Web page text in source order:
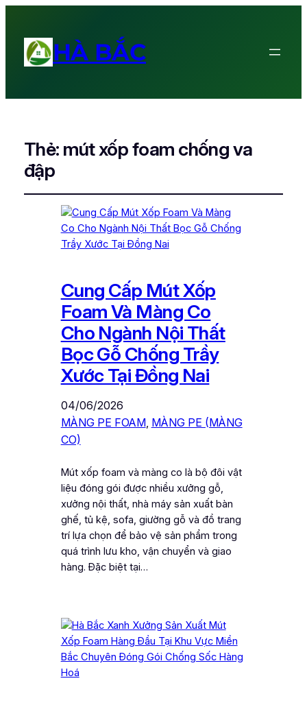
HÀ BẮC
Thẻ: mút xốp foam chống va
đập
Cung Cấp Mút Xốp
Foam Và Màng Co
Cho Ngành Nội Thất
Bọc Gỗ Chống Trầy
Xước Tại Đồng Nai
04/06/2026
MÀNG PE FOAM, MÀNG PE (MÀNG
CO)
Mút xốp foam và màng co là bộ đôi vật
liệu đóng gói được nhiều xưởng gỗ,
xưởng nội thất, nhà máy sản xuất bàn
ghế, tủ kệ, sofa, giường gỗ và đồ trang
trí lựa chọn để bảo vệ sản phẩm trong
quá trình lưu kho, vận chuyển và giao
hàng. Đặc biệt tại…